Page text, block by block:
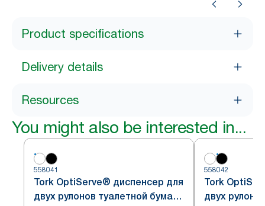
Product specifications
Delivery details
Resources
You might also be interested in...
558041
Tork OptiServe® диспенсер для
двух рулонов туалетной бумаги
558042
Tork
двух